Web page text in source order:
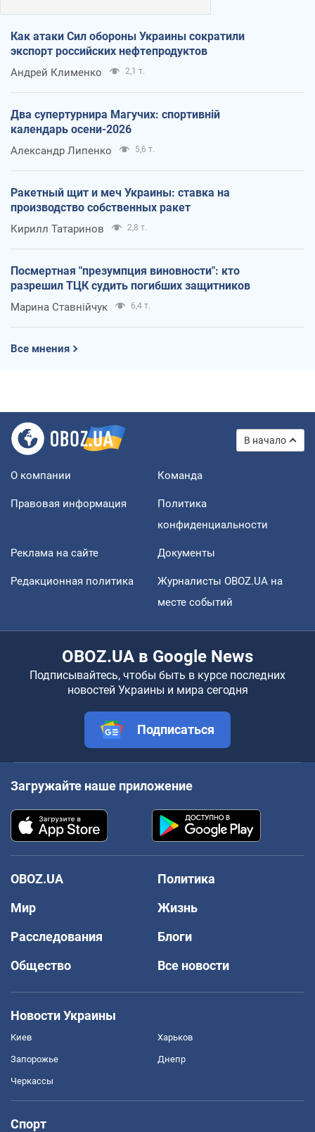
Как атаки Сил обороны Украины сократили
экспорт российских нефтепродуктов
Андрей Клименко 2,1 т.
Два супертурнира Магучих: спортивній
календарь осени-2026
Александр Липенко 5,6 т.
Ракетный щит и меч Украины: ставка на
производство собственных ракет
Кирилл Татаринов 2,8 т.
Посмертная "презумпция виновности": кто
разрешил ТЦК судить погибших защитников
Марина Ставнійчук 6,4 т.
Все мнения
В начало
О компании Команда
Правовая информация
Политика
конфиденциальности
Реклама на сайте Документы
Редакционная политика
Журналисты OBOZ.UA на
месте событий
OBOZ.UA в Google News
Подписывайтесь, чтобы быть в курсе последних
новостей Украины и мира сегодня
Подписаться
Загружайте наше приложение
OBOZ.UA
Политика
Мир
Жизнь
Расследования
Блоги
Общество
Все новости
Новости Украины
Киев Харьков
Запорожье Днепр
Черкассы
Спорт